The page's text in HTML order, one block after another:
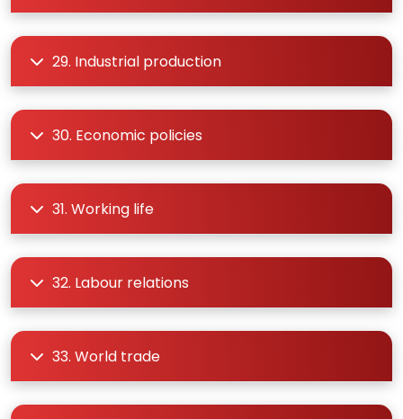
29. Industrial production
30. Economic policies
31. Working life
32. Labour relations
33. World trade